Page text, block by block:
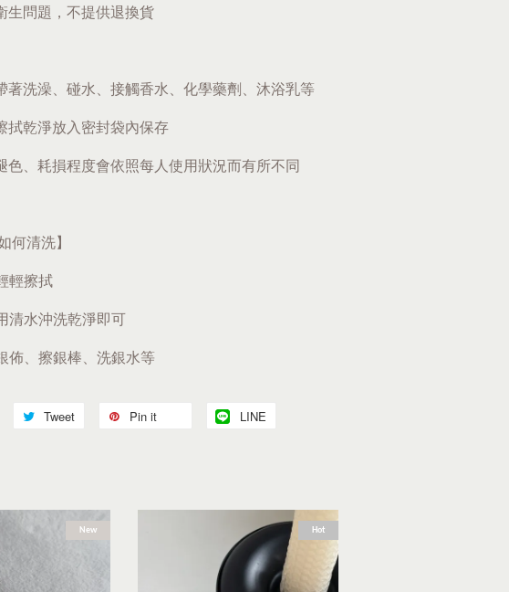
生問題，不提供退換貨
著洗澡、碰水、接觸香水、化學藥劑、沐浴乳等
拭乾淨放入密封袋內保存
色、耗損程度會依照每人使用狀況而有所不同
何清洗】
輕擦拭
清水沖洗乾淨即可
佈、擦銀棒、洗銀水等
Tweet Pin it LINE
New Hot